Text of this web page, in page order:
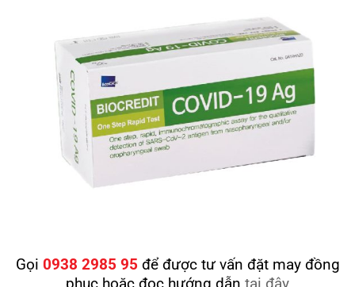
Gọi 0938 2985 95 để được tư vấn đặt may đồng